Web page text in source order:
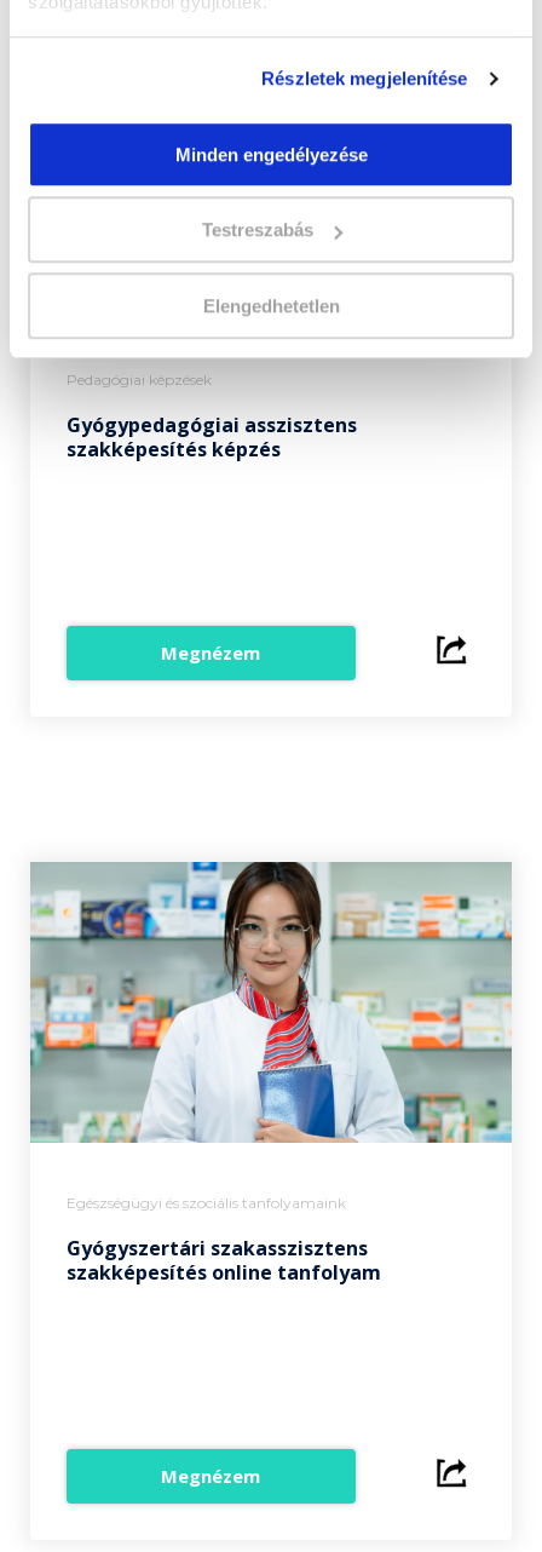
Részletek megjelenítése
Minden engedélyezése
Testreszabás
Elengedhetetlen
Pedagógiai képzések
Gyógypedagógiai asszisztens
szakképesítés képzés
Megnézem
Egészségügyi és szociális tanfolyamaink
Gyógyszertári szakasszisztens
szakképesítés online tanfolyam
Megnézem